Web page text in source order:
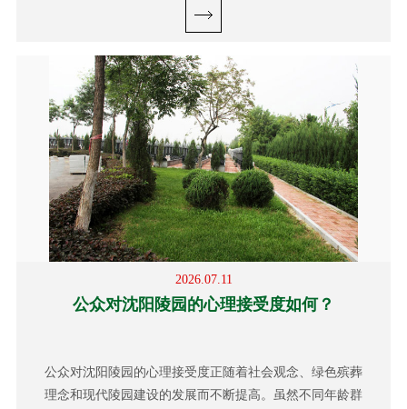
2026.07.11
公众对沈阳陵园的心理接受度如何？
公众对沈阳陵园的心理接受度正随着社会观念、绿色殡葬
理念和现代陵园建设的发展而不断提高。虽然不同年龄群